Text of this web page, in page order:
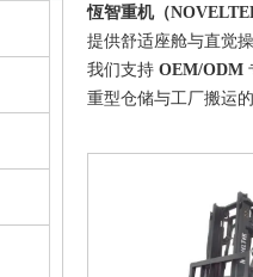
恆智重机（
提供舒适座舱与直觉
我们支持 OEM/ODM
重型仓储与工厂搬运